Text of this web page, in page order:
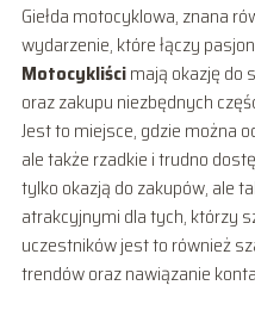
Giełda motocyklowa, znana
wydarzenie, które łączy
Motocykliścimają okazję do
oraz zakupu niezbędnych
Jest to miejsce, gdzie można
ale także rzadkie i trudno
tylko okazją do zakupów, ale
atrakcyjnymi dla tych, którzy
uczestników jest to również
trendów oraz nawiązanie